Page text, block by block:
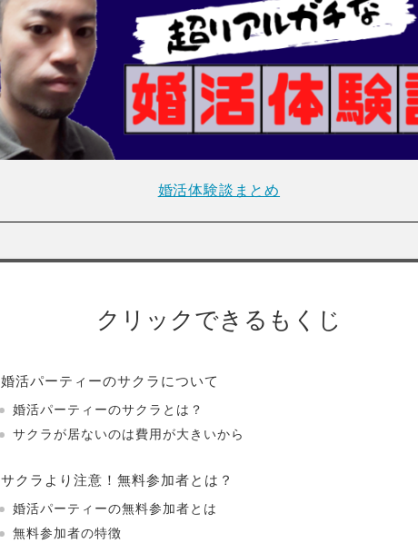
婚活体験談まとめ
クリックできるもくじ
婚活パーティーのサクラについて
婚活パーティーのサクラとは？
サクラが居ないのは費用が大きいから
サクラより注意！無料参加者とは？
婚活パーティーの無料参加者とは
無料参加者の特徴